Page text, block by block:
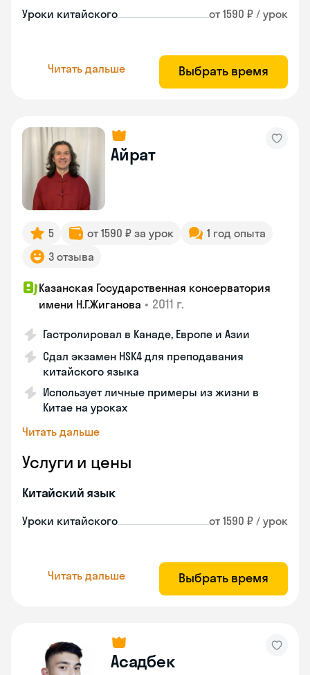
Уроки китайского от 1590 ₽ / урок
Читать дальше Выбрать время
Айрат
5 от 1590 ₽ за урок
1 год опыта
3 отзыва
Казанская Государственная консерватория
имени Н.Г.Жиганова • 2011 г.
Гастролировал в Канаде, Европе и Азии
Сдал экзамен HSK4 для преподавания
китайского языка
Использует личные примеры из жизни в
Китае на уроках
Читать дальше
Услуги и цены
Китайский язык
Уроки китайского от 1590 ₽ / урок
Читать дальше Выбрать время
Асадбек